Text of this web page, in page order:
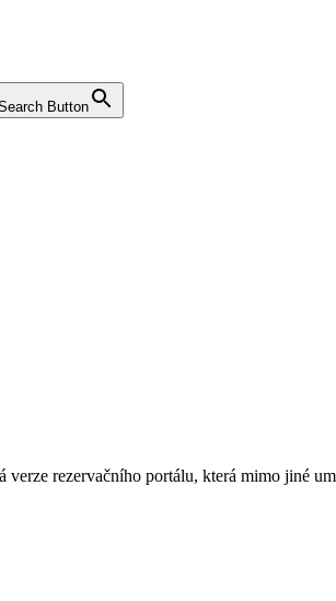
Button
rezervačního portálu, která mimo jiné